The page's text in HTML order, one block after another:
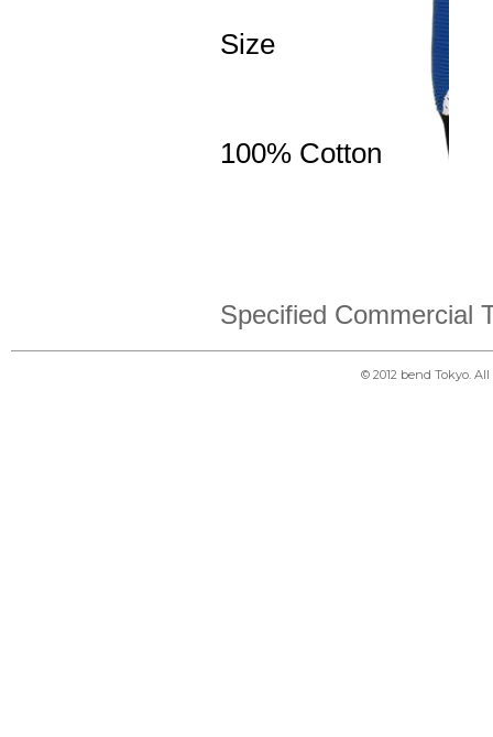
Size
100% Cotton
Specified Commercial
© 2012 bend Tokyo.